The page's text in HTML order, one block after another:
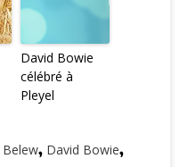
David Bowie
célébré à
Pleyel
, David Bowie,